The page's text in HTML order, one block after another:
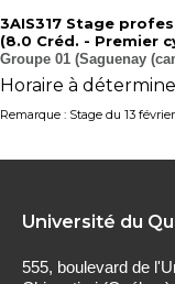
3AIS317 Stage
(8.0 Créd. - Premier
Groupe 01 (Saguenay
Horaire à
Remarque : Stage du 13
Université du
555, boulevard de